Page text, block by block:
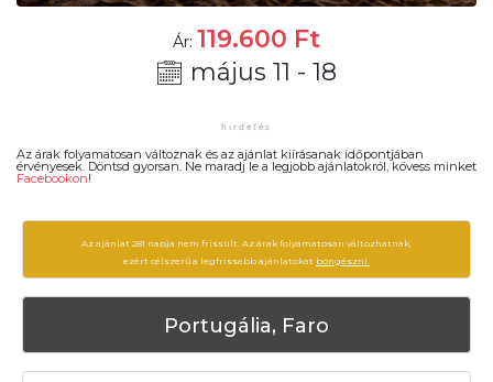
Ár: 119.600 Ft
május 11 - 18
Az árak folyamatosan változnak és az ajánlat kiírásanak időpontjában
érvényesek. Döntsd gyorsan. Ne maradj le a legjobb ajánlatokról, kövess minket
Facebookon!
Az ajánlat 281 napja nem frissült. Az árak folyamatosan változhatnak,
ezért célszerű a legfrissebb ajánlatokat böngészni.
Portugália, Faro